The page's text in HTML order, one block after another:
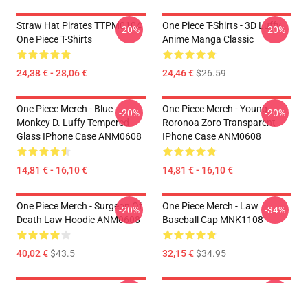
Straw Hat Pirates TTPM0104
One Piece T-Shirts
24,38 € - 28,06 €
-20%
One Piece T-Shirts - 3D Luffy
Anime Manga Classic
24,46 €$26.59
-20%
One Piece Merch - Blue
Monkey D. Luffy Tempered
Glass IPhone Case ANM0608
14,81 € - 16,10 €
-20%
One Piece Merch - Young
Roronoa Zoro Transparent
IPhone Case ANM0608
14,81 € - 16,10 €
-20%
One Piece Merch - Surgeon Of
Death Law Hoodie ANM0608
40,02 €$43.5
-20%
One Piece Merch - Law
Baseball Cap MNK1108
32,15 €$34.95
-34%